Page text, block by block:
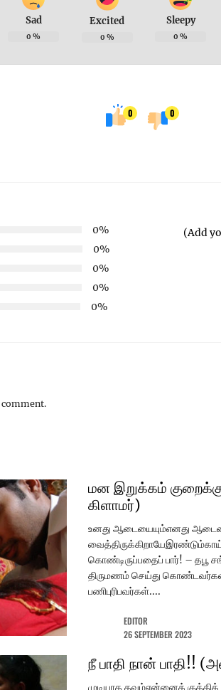
Sad
0 %
Excited
0 %
Sleepy
0 %
0 0
0%
0%
0%
0%
0%
(Add
comment.
மன இறுக்கம்
கிளாமர்)
உனது ஆடையையும்எனது
கொண்டிருப்பதைப் பார்! – தபூ
திருமணம் செய்து
பணிபுரிபவர்கள்....
EDITOR
26 SEPTEMBER 2023
நீ பாதி நான் பாதி!!
முடியாத தவம்என்னைக் குத்திக்